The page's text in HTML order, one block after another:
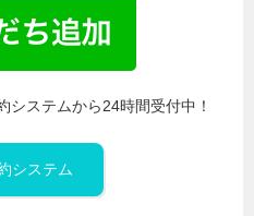
システムから24時間受付中！
システム